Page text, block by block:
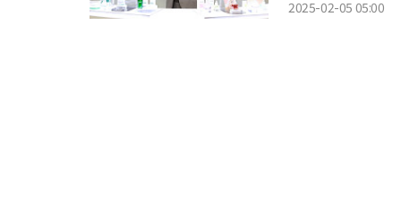
2025-02-05 05:00